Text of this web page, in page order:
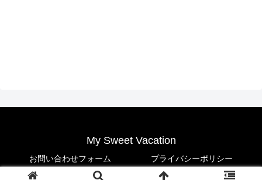
My Sweet Vacation
お問い合わせフォーム プライバシーポリシー